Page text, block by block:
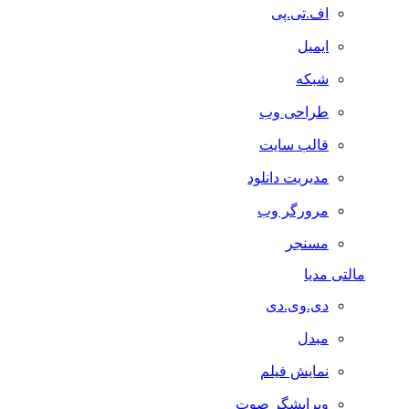
اف.تی.پی
ایمیل
شبکه
طراحی وب
قالب سایت
مدیریت دانلود
مرورگر وب
مسنجر
مالتی مدیا
دی.وی.دی
مبدل
نمایش فیلم
ویرایشگر صوت